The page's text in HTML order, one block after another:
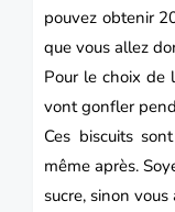
pouvez obtenir
que vous allez
Pour le choix de
vont gonfler
Ces biscuits
même après.
sucre, sinon